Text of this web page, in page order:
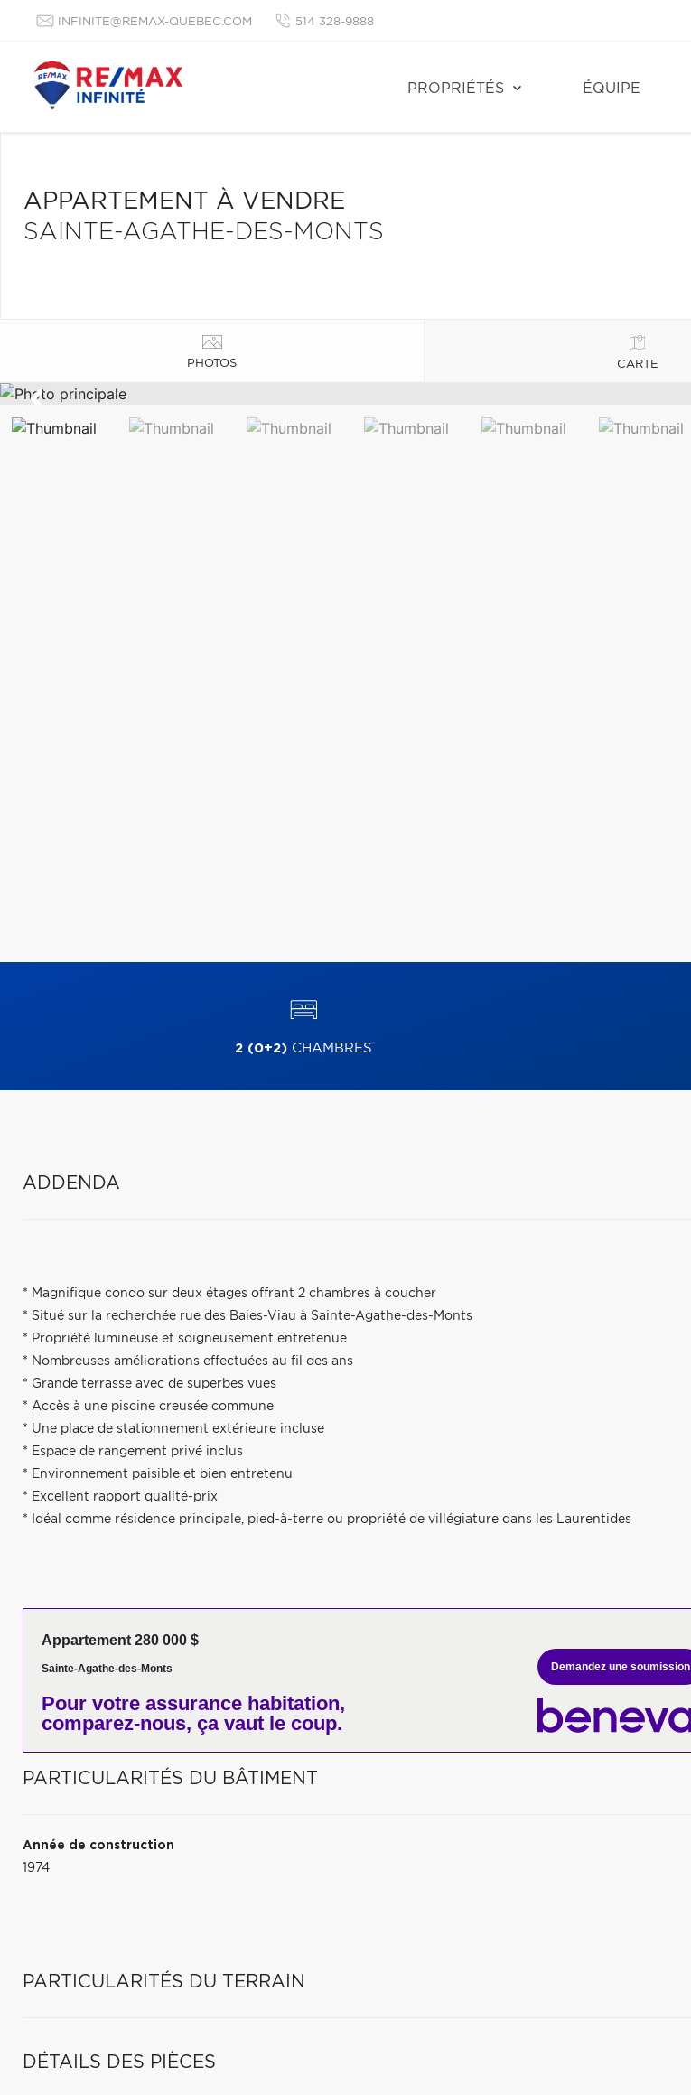
INFINITE@REMAX-QUEBEC.COM 514 328-9888
PROPRIÉTÉS ÉQUIPE
APPARTEMENT À VENDRE
SAINTE-AGATHE-DES-MONTS
PHOTOS CARTE
2 (0+2) CHAMBRES
ADDENDA
* Magnifique condo sur deux étages offrant 2 chambres à coucher
* Situé sur la recherchée rue des Baies-Viau à Sainte-Agathe-des-Monts
* Propriété lumineuse et soigneusement entretenue
* Nombreuses améliorations effectuées au fil des ans
* Grande terrasse avec de superbes vues
* Accès à une piscine creusée commune
* Une place de stationnement extérieure incluse
* Espace de rangement privé inclus
* Environnement paisible et bien entretenu
* Excellent rapport qualité-prix
* Idéal comme résidence principale, pied-à-terre ou propriété de villégiature dans les Laurentides
Appartement 280 000 $
Sainte-Agathe-des-Monts
Pour votre assurance habitation,
comparez-nous, ça vaut le coup.
Demandez une soumission
PARTICULARITÉS DU BÂTIMENT
Année de construction
1974
PARTICULARITÉS DU TERRAIN
DÉTAILS DES PIÈCES